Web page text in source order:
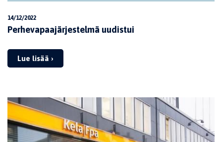
14/12/2022
Perhevapaajärjestelmä uudistui
Lue lisää ›